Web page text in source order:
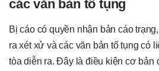
các văn bản tố tụng
Bị cáo có quyền nhận bản cáo
ra xét xử và các văn bản tố tụng có
tòa diễn ra. Đây là điều kiện cơ bản